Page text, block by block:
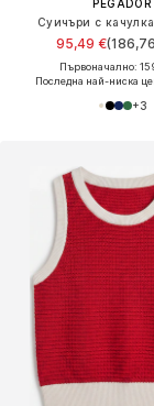
PEGADOR
Суичъри с
95,49 €
Първоначално:
Последна най-ниска
+3